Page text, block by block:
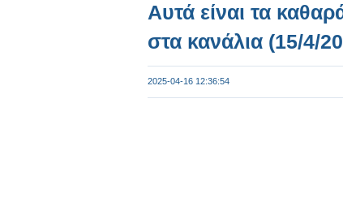
Αυτά είναι τα
στα κανάλια (15/4/
2025-04-16 12:36:54